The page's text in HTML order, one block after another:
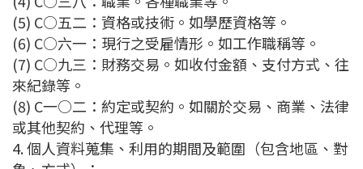
(5) C○五二：資格或技術。如學歷資格等。
(6) C○六一：現行之受雇情形。如工作職稱等。
(7) C○九三：財務交易。如收付金額、支付方式、往
來紀錄等。
(8) C一○二：約定或契約。如關於交易、商業、法律
或其他契約、代理等。
4. 個人資料蒐集、利用的期間及範圍（包含地區、對